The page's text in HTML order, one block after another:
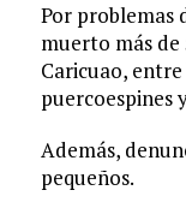
Por problemas
muerto más de
Caricuao,
puercoespines
Además,
pequeños.